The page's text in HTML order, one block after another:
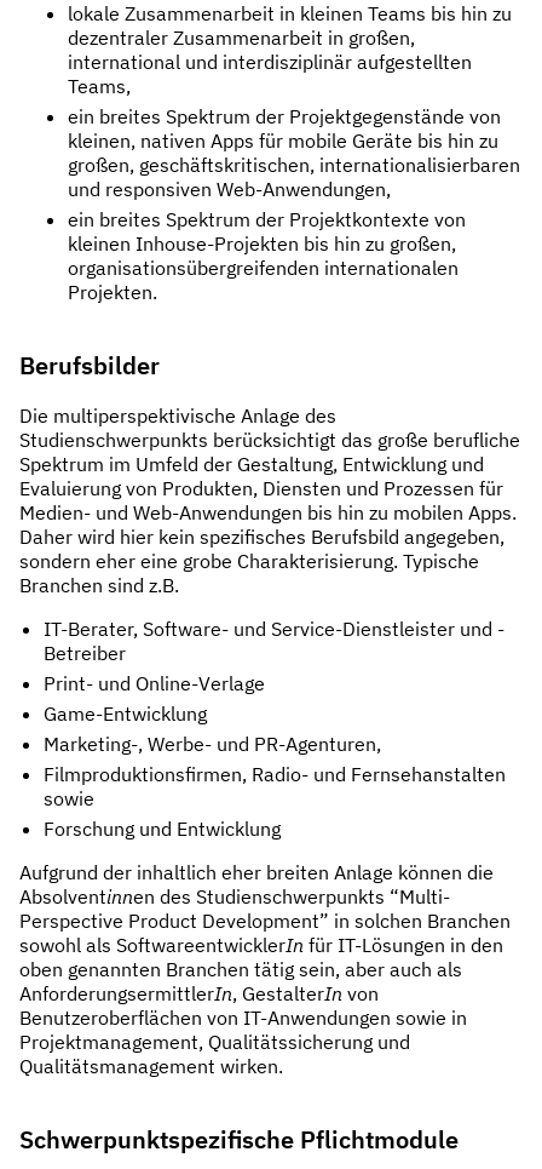
lokale Zusammenarbeit in kleinen Teams bis hin zu
dezentraler Zusammenarbeit in großen,
international und interdisziplinär aufgestellten
Teams,
ein breites Spektrum der Projektgegenstände von
kleinen, nativen Apps für mobile Geräte bis hin zu
großen, geschäftskritischen, internationalisierbaren
und responsiven Web-Anwendungen,
ein breites Spektrum der Projektkontexte von
kleinen Inhouse-Projekten bis hin zu großen,
organisationsübergreifenden internationalen
Projekten.
Berufsbilder
Die multiperspektivische Anlage des
Studienschwerpunkts berücksichtigt das große berufliche
Spektrum im Umfeld der Gestaltung, Entwicklung und
Evaluierung von Produkten, Diensten und Prozessen für
Medien- und Web-Anwendungen bis hin zu mobilen Apps.
Daher wird hier kein spezifisches Berufsbild angegeben,
sondern eher eine grobe Charakterisierung. Typische
Branchen sind z.B.
IT-Berater, Software- und Service-Dienstleister und -
Betreiber
Print- und Online-Verlage
Game-Entwicklung
Marketing-, Werbe- und PR-Agenturen,
Filmproduktionsfirmen, Radio- und Fernsehanstalten
sowie
Forschung und Entwicklung
Aufgrund der inhaltlich eher breiten Anlage können die
Absolventinnen des Studienschwerpunkts “Multi-
Perspective Product Development” in solchen Branchen
sowohl als SoftwareentwicklerIn für IT-Lösungen in den
oben genannten Branchen tätig sein, aber auch als
AnforderungsermittlerIn, GestalterIn von
Benutzeroberflächen von IT-Anwendungen sowie in
Projektmanagement, Qualitätssicherung und
Qualitätsmanagement wirken.
Schwerpunktspezifische Pflichtmodule